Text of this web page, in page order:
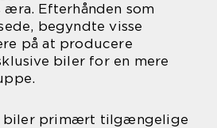
Efterhånden som
begyndte visse
på at producere
biler for en mere
biler primært tilgængelige